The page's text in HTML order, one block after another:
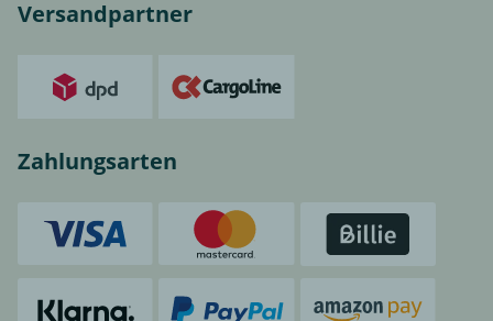
Versandpartner
Zahlungsarten